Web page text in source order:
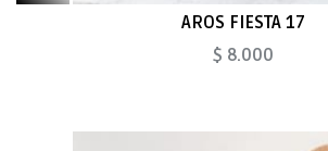
AROS FIESTA 17
$ 8.000